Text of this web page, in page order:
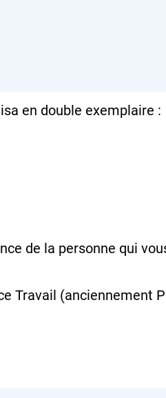
en double exemplaire :
de la personne qui
Travail (anciennement